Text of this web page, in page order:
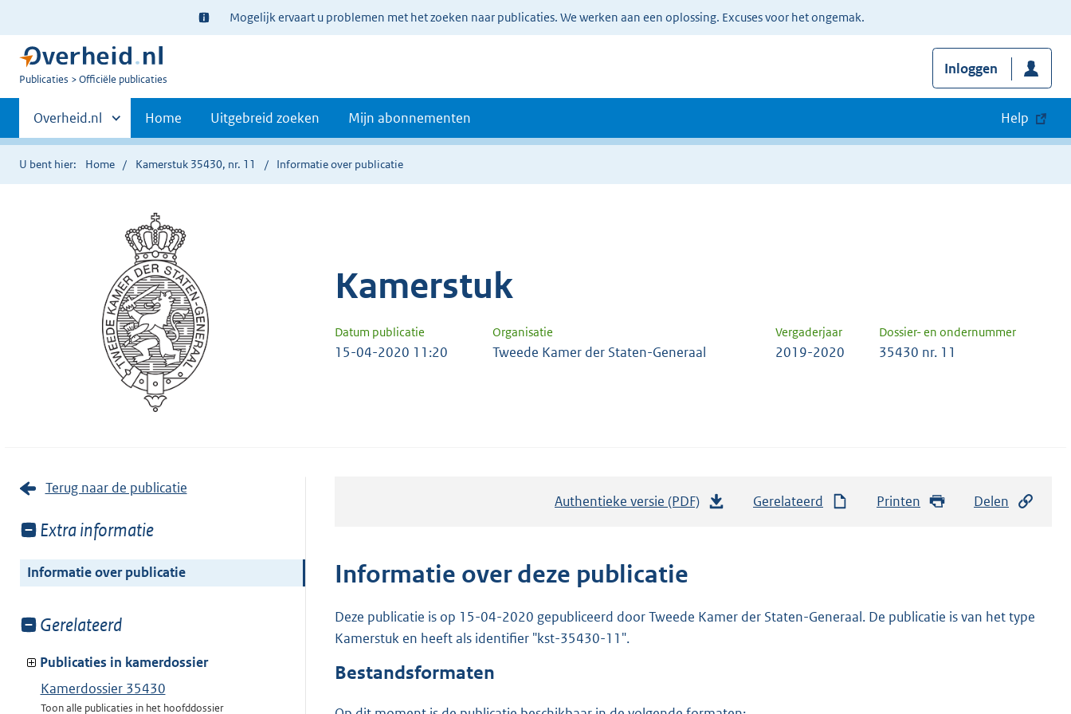
Ter
informatie:
Mogelijk ervaart u problemen met het zoeken naar publicaties. We werken aan een oplossing. Excuses voor het ongemak.
U
Publicaties Officiële publicaties
Inloggen
Primaire
navigatie
Andere
sites
binnen
Overheid.nl Home Uitgebreid zoeken Mijn abonnementen Help
U bent hier: Home Kamerstuk 35430, nr. 11 Informatie over publicatie
Kamerstuk
Datum publicatie Organisatie Vergaderjaar Dossier- en ondernummer
15-04-2020 11:20 Tweede Kamer der Staten-Generaal 2019-2020 35430 nr. 11
Terug naar de publicatie
Toon
van:
Extra informatie
Informatie over publicatie
Toon
van:
Gerelateerd
Publicaties in kamerdossier
Kamerdossier 35430
Toon alle publicaties in het hoofddossier
Authentieke versie (PDF)
n
Gerelateerd Printen Delen
Informatie over deze publicatie
Deze publicatie is op 15-04-2020 gepubliceerd door Tweede Kamer der Staten-Generaal. De publicatie is van het type
Kamerstuk en heeft als identifier "kst-35430-11".
Bestandsformaten